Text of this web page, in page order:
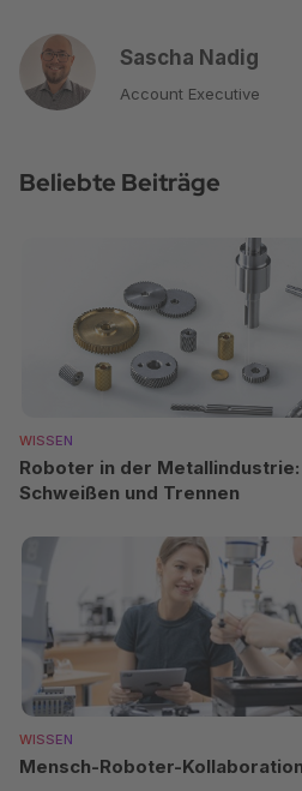
Sascha Nadig
Account Executive
Beliebte Beiträge
WISSEN
Roboter in der
Schweißen und Trennen
WISSEN
Mensch-Roboter-